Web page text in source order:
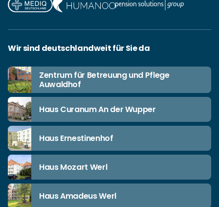
Wir sind deutschlandweit für Sie da
Zentrum für Betreuung und Pflege
Auwaldhof
Haus Curanum An der Wupper
Haus Ernestinenhof
Haus Mozart Werl
Haus Amadeus Werl